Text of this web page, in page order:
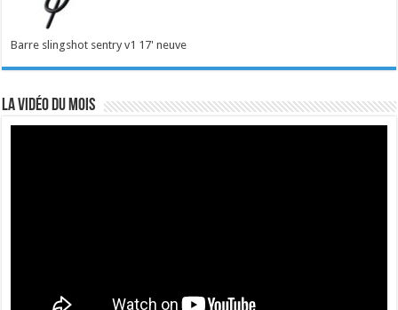
Barre slingshot sentry v1 17' neuve
La vidéo du mois